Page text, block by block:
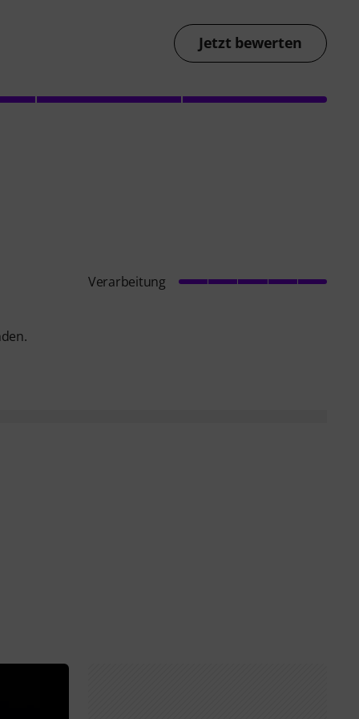
Jetzt bewerten
Verarbeitung